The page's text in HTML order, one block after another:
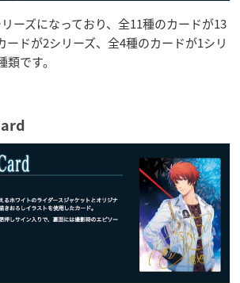
ーズになっており、全11種のカードが13
ードが2シリーズ、全4種のカードが1シリ
です。